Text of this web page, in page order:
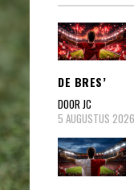
DE BRES’
DOOR JC
5 AUGUSTUS